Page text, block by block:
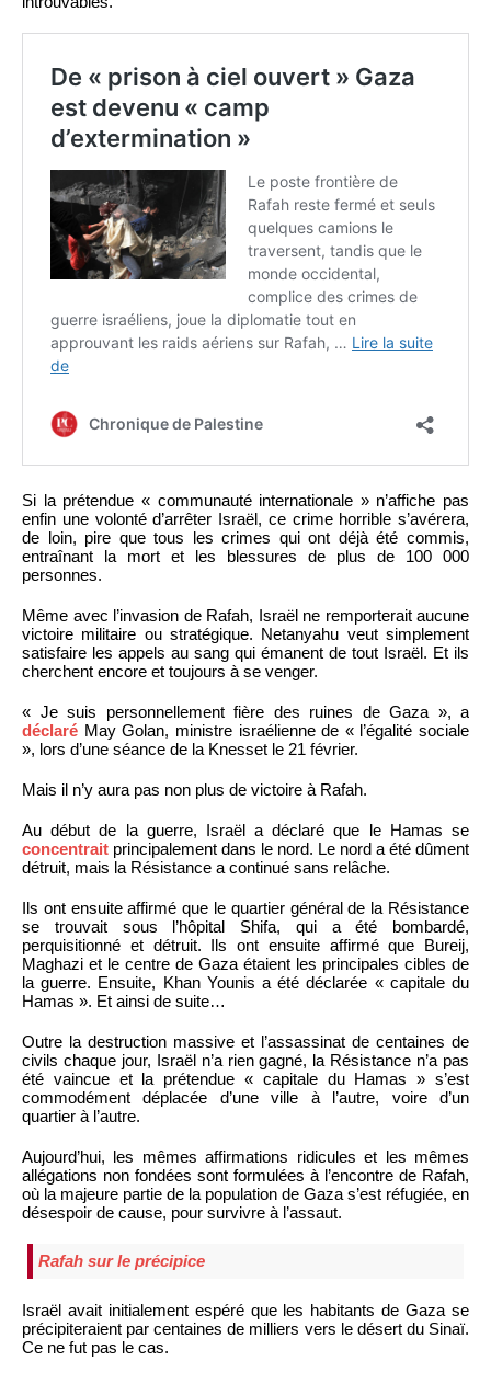
Si la prétendue « communauté internationale » n’affiche pas
enfin une volonté d’arrêter Israël, ce crime horrible s’avérera,
de loin, pire que tous les crimes qui ont déjà été commis,
entraînant la mort et les blessures de plus de 100 000
personnes.
Même avec l’invasion de Rafah, Israël ne remporterait aucune
victoire militaire ou stratégique. Netanyahu veut simplement
satisfaire les appels au sang qui émanent de tout Israël. Et ils
cherchent encore et toujours à se venger.
« Je suis personnellement fière des ruines de Gaza », a
déclaré May Golan, ministre israélienne de « l’égalité sociale
», lors d’une séance de la Knesset le 21 février.
Mais il n’y aura pas non plus de victoire à Rafah.
Au début de la guerre, Israël a déclaré que le Hamas se
concentrait principalement dans le nord. Le nord a été dûment
détruit, mais la Résistance a continué sans relâche.
Ils ont ensuite affirmé que le quartier général de la Résistance
se trouvait sous l’hôpital Shifa, qui a été bombardé,
perquisitionné et détruit. Ils ont ensuite affirmé que Bureij,
Maghazi et le centre de Gaza étaient les principales cibles de
la guerre. Ensuite, Khan Younis a été déclarée « capitale du
Hamas ». Et ainsi de suite…
Outre la destruction massive et l’assassinat de centaines de
civils chaque jour, Israël n’a rien gagné, la Résistance n’a pas
été vaincue et la prétendue « capitale du Hamas » s’est
commodément déplacée d’une ville à l’autre, voire d’un
quartier à l’autre.
Aujourd’hui, les mêmes affirmations ridicules et les mêmes
allégations non fondées sont formulées à l’encontre de Rafah,
où la majeure partie de la population de Gaza s’est réfugiée, en
désespoir de cause, pour survivre à l’assaut.
Rafah sur le précipice
Israël avait initialement espéré que les habitants de Gaza se
précipiteraient par centaines de milliers vers le désert du Sinaï.
Ce ne fut pas le cas.